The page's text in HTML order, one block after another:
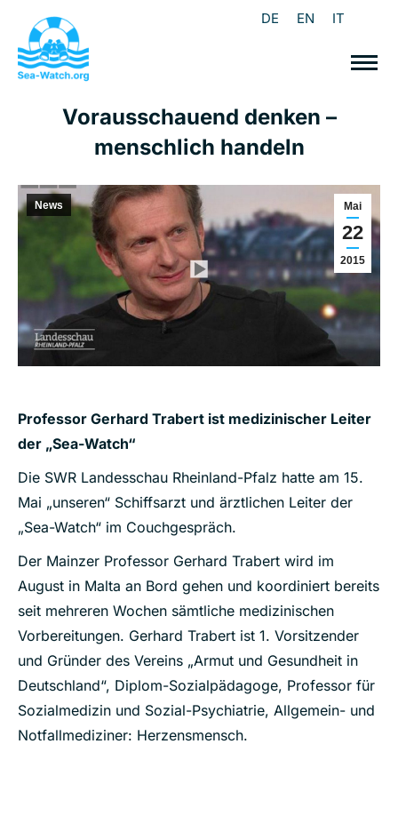
DE EN IT
Vorausschauend denken –
menschlich handeln
Mai
22
2015
News
Professor Gerhard Trabert ist medizinischer Leiter
der „Sea-Watch“
Die SWR Landesschau Rheinland-Pfalz hatte am 15.
Mai „unseren“ Schiffsarzt und ärztlichen Leiter der
„Sea-Watch“ im Couchgespräch.
Der Mainzer Professor Gerhard Trabert wird im
August in Malta an Bord gehen und koordiniert bereits
seit mehreren Wochen sämtliche medizinischen
Vorbereitungen. Gerhard Trabert ist 1. Vorsitzender
und Gründer des Vereins „Armut und Gesundheit in
Deutschland“, Diplom-Sozialpädagoge, Professor für
Sozialmedizin und Sozial-Psychiatrie, Allgemein- und
Notfallmediziner: Herzensmensch.